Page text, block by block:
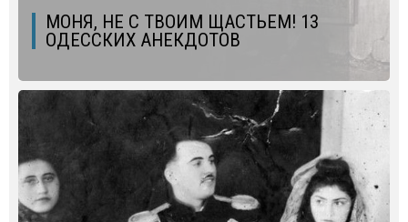
МОНЯ, НЕ С ТВОИМ ЩАСТЬЕМ! 13
ОДЕССКИХ АНЕКДОТОВ